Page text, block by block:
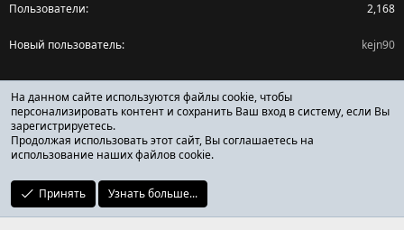
Пользователи 2,168
Новый пользователь kejn90
Поделиться страницей
Facebook
X (Twitter)
Reddit
ОТЗЫВЫ ОНЛАЙН ФОРУМ
На данном сайте используются файлы cookie, чтобы
персонализировать контент и сохранить Ваш вход в систему, если Вы
зарегистрируетесь.
Продолжая использовать этот сайт, Вы соглашаетесь на
использование наших файлов cookie.
Принять Узнать больше...